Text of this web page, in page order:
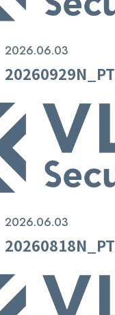
2026.06.03
20260929N_PT
2026.06.03
20260818N_PT